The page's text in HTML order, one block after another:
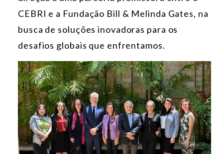
CEBRI e a Fundação Bill & Melinda Gates, na
busca de soluções inovadoras para os
desafios globais que enfrentamos.